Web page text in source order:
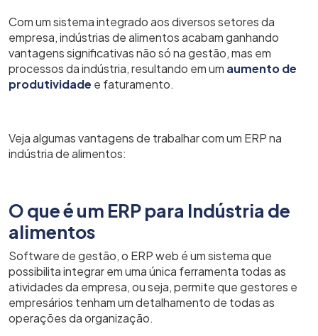
Com um sistema integrado aos diversos setores da
empresa, indústrias de alimentos acabam ganhando
vantagens significativas não só na gestão, mas em
processos da indústria, resultando em um aumento de
produtividade e faturamento.
Veja algumas vantagens de trabalhar com um ERP na
indústria de alimentos:
O que é um ERP para Indústria de
alimentos
Software de gestão, o ERP web é um sistema que
possibilita integrar em uma única ferramenta todas as
atividades da empresa, ou seja, permite que gestores e
empresários tenham um detalhamento de todas as
operações da organização.